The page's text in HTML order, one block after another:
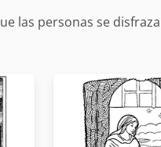
las personas se